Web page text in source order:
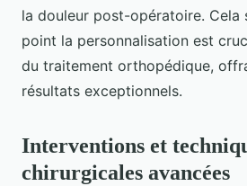
la douleur post-opératoire. Cela
point la personnalisation est
du traitement orthopédique,
résultats exceptionnels.
Interventions et
chirurgicales avancées